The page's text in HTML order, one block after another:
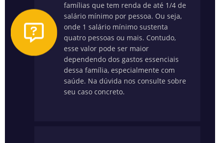
famílias que tem renda de até 1/4 de
salário mínimo por pessoa. Ou seja,
onde 1 salário mínimo sustenta
quatro pessoas ou mais. Contudo,
esse valor pode ser maior
dependendo dos gastos essenciais
dessa família, especialmente com
saúde. Na dúvida nos consulte sobre
seu caso concreto.